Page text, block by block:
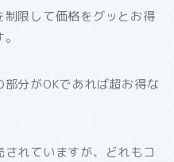
限して価格をグッとお得
分がOKであれば超お得な
れていますが、どれもコ